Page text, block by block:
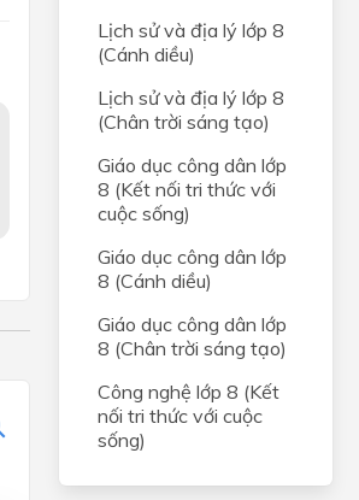
Lịch sử và địa lý lớp 8
(Cánh diều)
Lịch sử và địa lý lớp 8
(Chân trời sáng tạo)
Giáo dục công dân lớp
8 (Kết nối tri thức với
cuộc sống)
Giáo dục công dân lớp
8 (Cánh diều)
Giáo dục công dân lớp
8 (Chân trời sáng tạo)
Công nghệ lớp 8 (Kết
nối tri thức với cuộc
sống)